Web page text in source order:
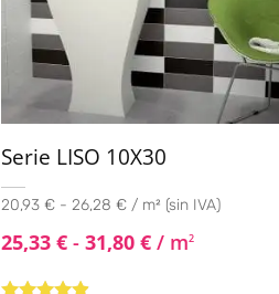
Serie LISO 10X30
20,93 € - 26,28 € / m² (sin IVA)
25,33€ - 31,80€ / m2